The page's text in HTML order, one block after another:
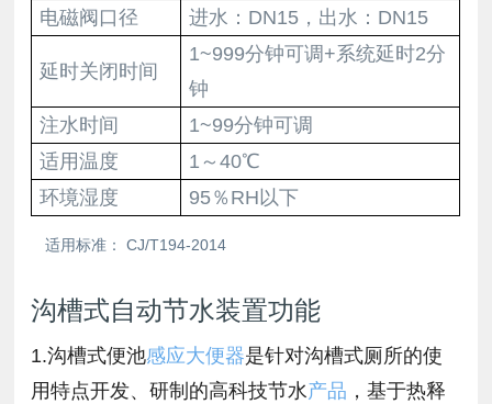
电磁阀口径
进水：DN15，出水：DN15
延时关闭时间
1~999分钟可调+系统延时2分
钟
注水时间
1~99分钟可调
适用温度
1～40℃
环境湿度
95％RH以下
适用标准： CJ/T194-2014
沟槽式自动节水装置功能
1.沟槽式便池感应大便器是针对沟槽式厕所的使
用特点开发、研制的高科技节水产品 ，基于热释